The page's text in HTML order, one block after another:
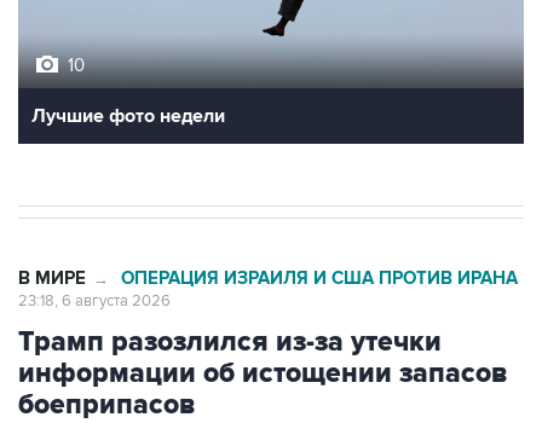
10
Лучшие фото недели
В МИРЕ → ОПЕРАЦИЯ ИЗРАИЛЯ И США ПРОТИВ ИРАНА
23:18, 6 августа 2026
Трамп разозлился из-за утечки
информации об истощении запасов
боеприпасов